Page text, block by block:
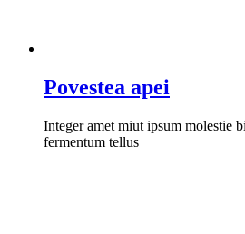
Povestea apei
Integer amet miut ipsum molestie
fermentum tellus